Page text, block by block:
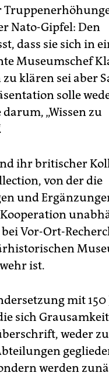
Nato-Gipfel: Den
dass sie sich in
Museumschef
klären sei aber
solle
„Wissen zu
ihr britischer
von der die
und
Vor-Ort-
ist.
mit 150
sich
weder zu
werden